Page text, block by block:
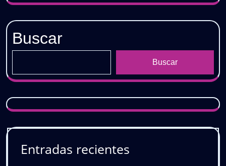
Buscar
Buscar
Entradas recientes